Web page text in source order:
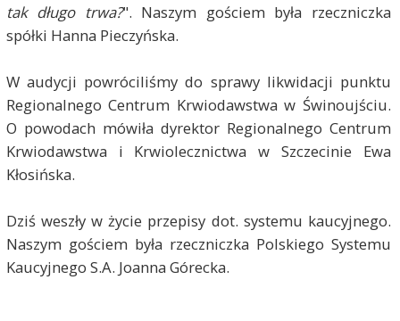
tak długo trwa?". Naszym gościem była rzeczniczka
spółki Hanna Pieczyńska.
W audycji powróciliśmy do sprawy likwidacji punktu
Regionalnego Centrum Krwiodawstwa w Świnoujściu.
O powodach mówiła dyrektor Regionalnego Centrum
Krwiodawstwa i Krwiolecznictwa w Szczecinie Ewa
Kłosińska.
Dziś weszły w życie przepisy dot. systemu kaucyjnego.
Naszym gościem była rzeczniczka Polskiego Systemu
Kaucyjnego S.A. Joanna Górecka.